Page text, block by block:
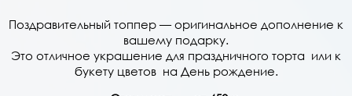
Поздравительный топпер — оригинальное дополнение к
вашему подарку.
Это отличное украшение для праздничного торта или к
букету цветов на День рождение.